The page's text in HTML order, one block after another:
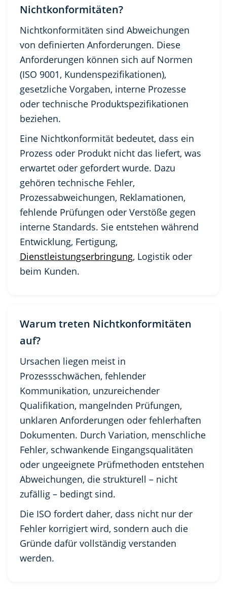
Nichtkonformitäten?
Nichtkonformitäten sind Abweichungen
von definierten Anforderungen. Diese
Anforderungen können sich auf Normen
(ISO 9001, Kundenspezifikationen),
gesetzliche Vorgaben, interne Prozesse
oder technische Produktspezifikationen
beziehen.
Eine Nichtkonformität bedeutet, dass ein
Prozess oder Produkt nicht das liefert, was
erwartet oder gefordert wurde. Dazu
gehören technische Fehler,
Prozessabweichungen, Reklamationen,
fehlende Prüfungen oder Verstöße gegen
interne Standards. Sie entstehen während
Entwicklung, Fertigung,
Dienstleistungserbringung, Logistik oder
beim Kunden.
Warum treten Nichtkonformitäten
auf?
Ursachen liegen meist in
Prozessschwächen, fehlender
Kommunikation, unzureichender
Qualifikation, mangelnden Prüfungen,
unklaren Anforderungen oder fehlerhaften
Dokumenten. Durch Variation, menschliche
Fehler, schwankende Eingangsqualitäten
oder ungeeignete Prüfmethoden entstehen
Abweichungen, die strukturell – nicht
zufällig – bedingt sind.
Die ISO fordert daher, dass nicht nur der
Fehler korrigiert wird, sondern auch die
Gründe dafür vollständig verstanden
werden.